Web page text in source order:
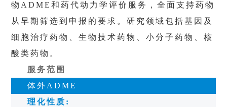
物 ADME和药代动力学评价服务，全面支持药物
从早期筛选到申报的要求。研究领域包括基因及
细胞治疗药物、生物技术药物、小分子药物、核
酸类药物。
服务范围
体外 ADME
理化性质 :